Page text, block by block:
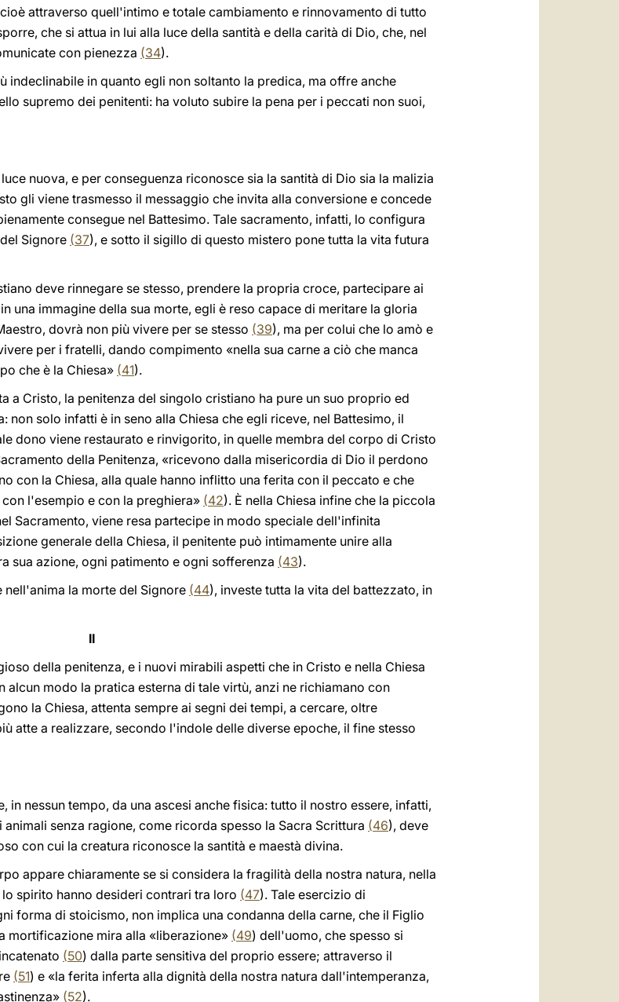
attraverso quell'intimo e totale cambiamento e rinnovamento di tutto
che si attua in lui alla luce della santità e della carità di Dio, che, nel
con pienezza (34).
indeclinabile in quanto egli non soltanto la predica, ma offre anche
supremo dei penitenti: ha voluto subire la pena per i peccati non suoi,
nuova, e per conseguenza riconosce sia la santità di Dio sia la malizia
gli viene trasmesso il messaggio che invita alla conversione e concede
consegue nel Battesimo. Tale sacramento, infatti, lo configura
Signore (37), e sotto il sigillo di questo mistero pone tutta la vita futura
deve rinnegare se stesso, prendere la propria croce, partecipare ai
una immagine della sua morte, egli è reso capace di meritare la gloria
dovrà non più vivere per se stesso (39), ma per colui che lo amò e
per i fratelli, dando compimento «nella sua carne a ciò che manca
che è la Chiesa» (41).
a Cristo, la penitenza del singolo cristiano ha pure un suo proprio ed
solo infatti è in seno alla Chiesa che egli riceve, nel Battesimo, il
dono viene restaurato e rinvigorito, in quelle membra del corpo di Cristo
della Penitenza, «ricevono dalla misericordia di Dio il perdono
con la Chiesa, alla quale hanno inflitto una ferita con il peccato e che
l'esempio e con la preghiera» (42). È nella Chiesa infine che la piccola
Sacramento, viene resa partecipe in modo speciale dell'infinita
generale della Chiesa, il penitente può intimamente unire alla
sua azione, ogni patimento e ogni sofferenza (43).
la morte del Signore (44), investe tutta la vita del battezzato, in
II
della penitenza, e i nuovi mirabili aspetti che in Cristo e nella Chiesa
alcun modo la pratica esterna di tale virtù, anzi ne richiamano con
la Chiesa, attenta sempre ai segni dei tempi, a cercare, oltre
atte a realizzare, secondo l'indole delle diverse epoche, il fine stesso
in nessun tempo, da una ascesi anche fisica: tutto il nostro essere, infatti,
senza ragione, come ricorda spesso la Sacra Scrittura (46), deve
con cui la creatura riconosce la santità e maestà divina.
appare chiaramente se si considera la fragilità della nostra natura, nella
spirito hanno desideri contrari tra loro (47). Tale esercizio di
forma di stoicismo, non implica una condanna della carne, che il Figlio
mortificazione mira alla «liberazione» (49) dell'uomo, che spesso si
(50) dalla parte sensitiva del proprio essere; attraverso il
(51) e «la ferita inferta alla dignità della nostra natura dall'intemperanza,
(52).